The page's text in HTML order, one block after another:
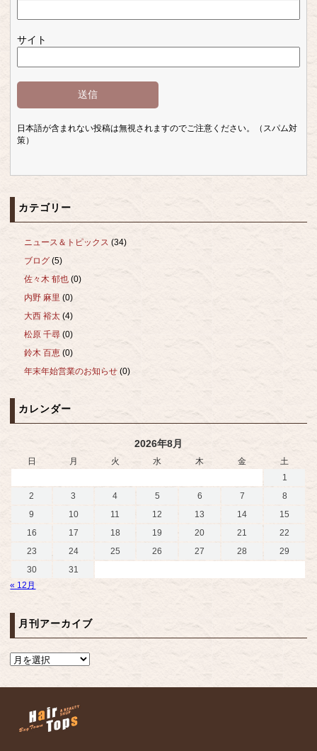
サイト
日本語が含まれない投稿は無視されますのでご注意ください。（スパム対
策）
カテゴリー
ニュース＆トピックス (34)
ブログ (5)
佐々木 郁也 (0)
内野 麻里 (0)
大西 裕太 (4)
松原 千尋 (0)
鈴木 百恵 (0)
年末年始営業のお知らせ (0)
カレンダー
2026年8月
日 月 火 水 木 金
土
1
2
3 4 5 6 7
8
9
10 11 12 13 14
15
16
17 18 19 20 21
22
23
24 25 26 27 28
29
30
31
« 12月
月刊アーカイブ